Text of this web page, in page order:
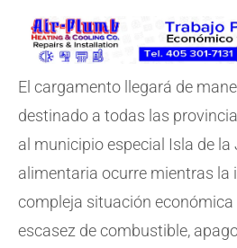
El cargamento llegará de
destinado a todas las
al municipio especial Isla de
alimentaria ocurre mientras la
compleja situación económica
escasez de combustible,